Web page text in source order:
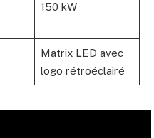
150 kW
Matrix LED avec
logo rétroéclairé